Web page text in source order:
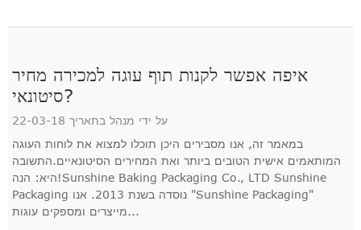
איפה אפשר לקנות תוף עוגה למכירה מחיר
סיטונאי?
על ידי מנהל בתאריך 22-03-18
במאמר זה, אנו מסבירים היכן תוכלו למצוא את לוחות העוגה
המותאמים אישית הטובים ביותר ואת המחירים הסיטונאיים.התשובה
היא: הנה!Sunshine Baking Packaging Co., LTD Sunshine
Packaging נוסדה בשנת 2013. אנו "Sunshine Packaging"
מייצרים ומספקים עוגות...